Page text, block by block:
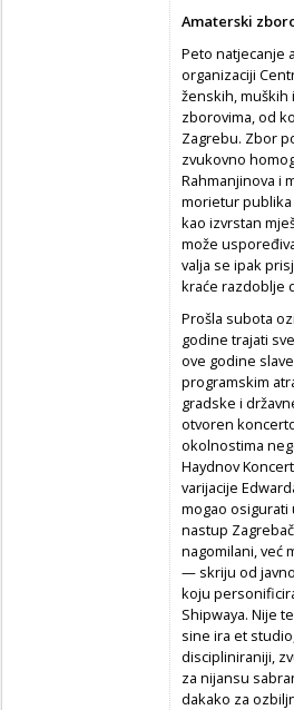
Amaterski
Peto natjecanje
organizaciji
ženskih, muških
zborovima, od
Zagrebu. Zbor
zvukovno
Rahmanjinova i
morietur
kao izvrstan
može
valja se ipak
kraće razdoblje
Prošla subota
godine trajati
ove godine
programskim
gradske i
otvoren
okolnostima
Haydnov
varijacije
mogao osigurati
nastup
nagomilani, već
— skriju od
koju
Shipwaya. Nije
sine ira et
discipliniraniji,
za nijansu
dakako za